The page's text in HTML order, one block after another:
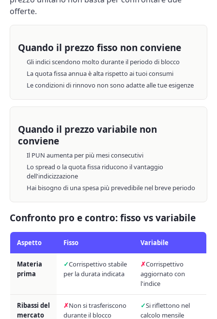
offerte.
Quando il prezzo fisso non conviene
Gli indici scendono molto durante il periodo di blocco
La quota fissa annua è alta rispetto ai tuoi consumi
Le condizioni di rinnovo non sono adatte alle tue esigenze
Quando il prezzo variabile non
conviene
Il PUN aumenta per più mesi consecutivi
Lo spread o la quota fissa riducono il vantaggio
dell'indicizzazione
Hai bisogno di una spesa più prevedibile nel breve periodo
Confronto pro e contro: fisso vs variabile
Aspetto Fisso Variabile
Materia
prima
Corrispettivo stabile
per la durata indicata
Corrispettivo
aggiornato con
l'indice
Ribassi del
mercato
Non si trasferiscono
durante il blocco
Si riflettono nel
calcolo mensile